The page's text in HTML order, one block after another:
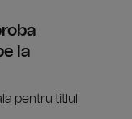
la
pentru titlul